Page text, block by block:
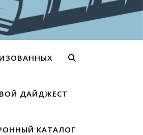
ДАЙДЖЕСТ
КАТАЛОГ